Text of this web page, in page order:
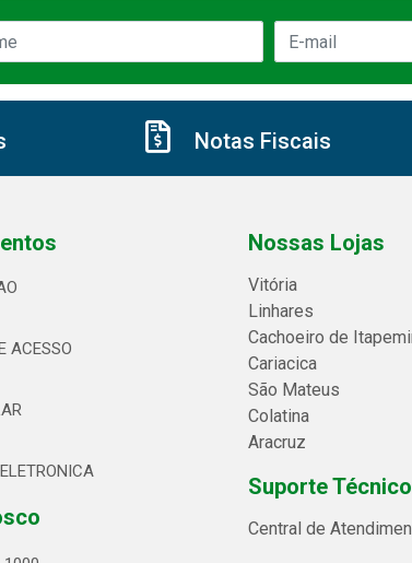
Notas Fiscais
ACESSO
Nossas Lojas
Vitória
Linhares
Cachoeiro de
Cariacica
São Mateus
Colatina
Aracruz
Suporte Técnico
Central de